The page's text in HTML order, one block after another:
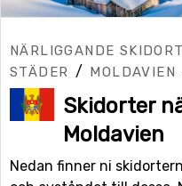
NÄRLIGGANDE
STÄDER
/ MOLDAVIEN
Skidorter
Moldavien
Nedan finner ni